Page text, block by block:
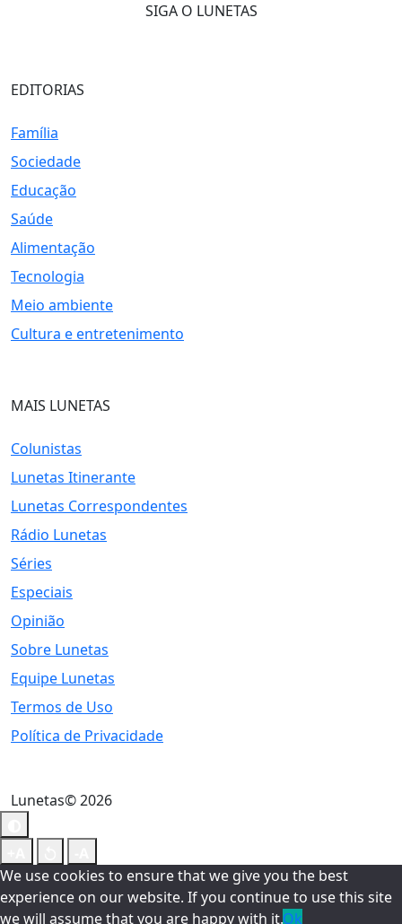
SIGA O LUNETAS
EDITORIAS
Família
Sociedade
Educação
Saúde
Alimentação
Tecnologia
Meio ambiente
Cultura e entretenimento
MAIS LUNETAS
Colunistas
Lunetas Itinerante
Lunetas Correspondentes
Rádio Lunetas
Séries
Especiais
Opinião
Sobre Lunetas
Equipe Lunetas
Termos de Uso
Política de Privacidade
Lunetas© 2026
We use cookies to ensure that we give you the best
experience on our website. If you continue to use this site
we will assume that you are happy with it.Ok